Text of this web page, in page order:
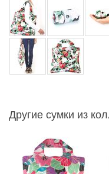
Другие сумки из